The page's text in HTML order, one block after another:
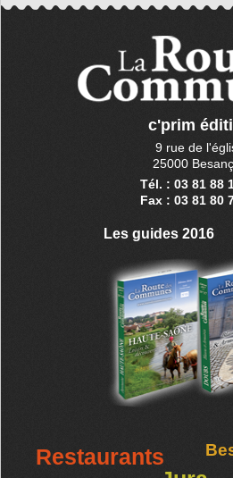
c'prim
9 rue de
25000
Tél. : 03 81 88
Fax : 03 81 80
Les guides 2016
Restaurants